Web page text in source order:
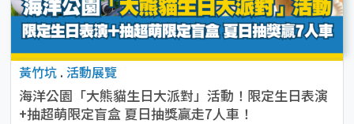
黃竹坑 . 活動展覽
海洋公園「大熊貓生日大派對」活動！限定生日表演
+抽超萌限定盲盒 夏日抽獎贏走7人車！